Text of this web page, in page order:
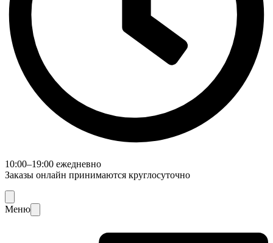
10:00–19:00 ежедневно
Заказы онлайн принимаются круглосуточно
Меню